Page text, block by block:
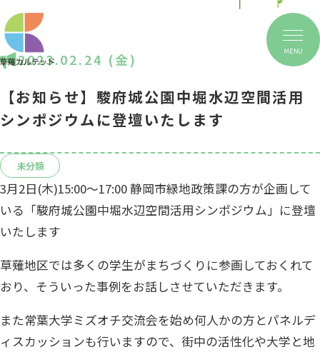
MENU
2023.02.24 (金)
【お知らせ】駿府城公園中堀水辺空間活用
シンポジウムに登壇いたします
未分類
3月2日(木)15:00〜17:00 静岡市緑地政策課の方が企画して
いる「駿府城公園中堀水辺空間活用シンポジウム」に登壇
いたします
草薙地区では多くの学生がまちづくりに参画しておくれて
おり、そういった事例をお話しさせていただきます。
また常葉大学ミズオチ交流会を始め何人かの方とパネルデ
ィスカッションも行いますので、街中の活性化や大学と地